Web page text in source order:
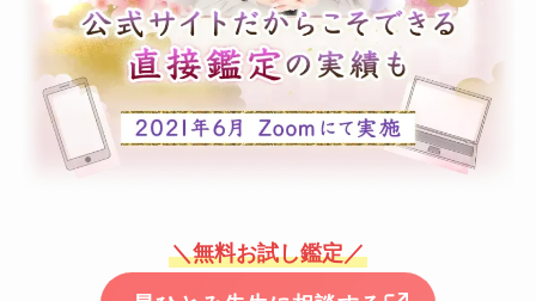
＼無料お試し鑑定／